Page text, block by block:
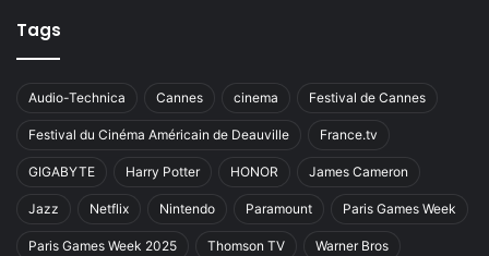
Tags
Audio-Technica Cannes cinema Festival de Cannes
Festival du Cinéma Américain de Deauville France.tv
GIGABYTE Harry Potter HONOR James Cameron
Jazz Netflix Nintendo Paramount Paris Games Week
Paris Games Week 2025 Thomson TV Warner Bros